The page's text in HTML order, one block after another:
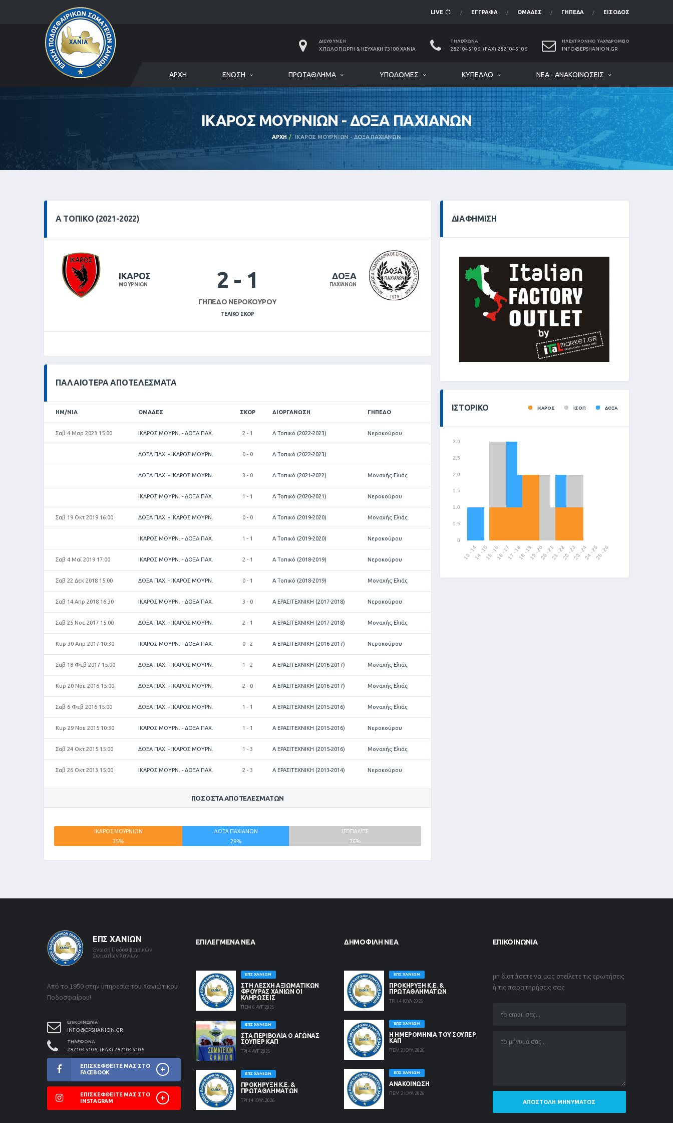
LIVE ΈΓΓΡΑΦΑ ΟΜΆΔΕΣ ΓΉΠΕΔΑ ΕΊΣΟΔΟΣ
ΔΙΕΎΘΥΝΣΗ
Χ.ΠΩΛΟΓΙΏΡΓΗ & ΗΣΥΧΆΚΗ 73100 ΧΑΝΙΆ
ΤΗΛΈΦΩΝΑ
2821045106, (FAX) 2821045106
ΗΛΕΚΤΡΟΝΙΚΌ ΤΑΧΥΔΡΟΜΕΊΟ
INFO@EPSHANION.GR
ΑΡΧΉ ΈΝΩΣΗ ΠΡΩΤΆΘΛΗΜΑ ΥΠΟΔΟΜΈΣ ΚΎΠΕΛΛΟ ΝΈΑ - ΑΝΑΚΟΙΝΏΣΕΙΣ
ΙΚΑΡΟΣ ΜΟΥΡΝΙΩΝ - ΔΟΞΑ ΠΑΧΙΑΝΩΝ
ΑΡΧΉ ΙΚΑΡΟΣ ΜΟΥΡΝΙΩΝ - ΔΟΞΑ ΠΑΧΙΑΝΩΝ
Α ΤΟΠΙΚΌ (2021-2022)
ΙΚΑΡΟΣ
ΜΟΥΡΝΙΩΝ 2 - 1
ΓΉΠΕΔΟ ΝΕΡΟΚΟΎΡΟΥ
ΤΕΛΙΚΌ ΣΚΟΡ
ΔΟΞΑ
ΠΑΧΙΑΝΩΝ
ΠΑΛΑΙΌΤΕΡΑ ΑΠΟΤΕΛΈΣΜΑΤΑ
ΗΜ/ΝΊΑ ΟΜΆΔΕΣ ΣΚΟΡ ΔΙΟΡΓΆΝΩΣΗ ΓΉΠΕΔΟ
Σαβ 4 Μαρ 2023 15:00 ΙΚΑΡΟΣ ΜΟΥΡΝ. - ΔΟΞΑ ΠΑΧ. 2 - 1 Α Τοπικό (2022-2023) Νεροκούρου
ΔΟΞΑ ΠΑΧ. - ΙΚΑΡΟΣ ΜΟΥΡΝ. 0 - 0 Α Τοπικό (2022-2023)
ΔΟΞΑ ΠΑΧ. - ΙΚΑΡΟΣ ΜΟΥΡΝ. 3 - 0 Α Τοπικό (2021-2022) Μοναχής Ελιάς
ΙΚΑΡΟΣ ΜΟΥΡΝ. - ΔΟΞΑ ΠΑΧ. 1 - 1 Α Τοπικό (2020-2021) Νεροκούρου
Σαβ 19 Οκτ 2019 16:00 ΔΟΞΑ ΠΑΧ. - ΙΚΑΡΟΣ ΜΟΥΡΝ. 0 - 0 Α Τοπικό (2019-2020) Μοναχής Ελιάς
ΙΚΑΡΟΣ ΜΟΥΡΝ. - ΔΟΞΑ ΠΑΧ. 1 - 1 Α Τοπικό (2019-2020) Νεροκούρου
Σαβ 4 Μαΐ 2019 17:00 ΙΚΑΡΟΣ ΜΟΥΡΝ. - ΔΟΞΑ ΠΑΧ. 2 - 1 Α Τοπικό (2018-2019) Νεροκούρου
Σαβ 22 Δεκ 2018 15:00 ΔΟΞΑ ΠΑΧ. - ΙΚΑΡΟΣ ΜΟΥΡΝ. 0 - 1 Α Τοπικό (2018-2019) Μοναχής Ελιάς
Σαβ 14 Απρ 2018 16:30 ΙΚΑΡΟΣ ΜΟΥΡΝ. - ΔΟΞΑ ΠΑΧ. 3 - 0 Α ΕΡΑΣΙΤΕΧΝΙΚΗ (2017-2018) Νεροκούρου
Σαβ 25 Νοε 2017 15:00 ΔΟΞΑ ΠΑΧ. - ΙΚΑΡΟΣ ΜΟΥΡΝ. 2 - 1 Α ΕΡΑΣΙΤΕΧΝΙΚΗ (2017-2018) Μοναχής Ελιάς
Κυρ 30 Απρ 2017 10:30 ΙΚΑΡΟΣ ΜΟΥΡΝ. - ΔΟΞΑ ΠΑΧ. 0 - 2 Α ΕΡΑΣΙΤΕΧΝΙΚΗ (2016-2017) Νεροκούρου
Σαβ 18 Φεβ 2017 15:00 ΔΟΞΑ ΠΑΧ. - ΙΚΑΡΟΣ ΜΟΥΡΝ. 1 - 2 Α ΕΡΑΣΙΤΕΧΝΙΚΗ (2016-2017) Μοναχής Ελιάς
Κυρ 20 Νοε 2016 15:00 ΔΟΞΑ ΠΑΧ. - ΙΚΑΡΟΣ ΜΟΥΡΝ. 2 - 0 Α ΕΡΑΣΙΤΕΧΝΙΚΗ (2016-2017) Μοναχής Ελιάς
Σαβ 6 Φεβ 2016 15:00 ΔΟΞΑ ΠΑΧ. - ΙΚΑΡΟΣ ΜΟΥΡΝ. 1 - 1 Α ΕΡΑΣΙΤΕΧΝΙΚΗ (2015-2016) Μοναχής Ελιάς
Κυρ 29 Νοε 2015 10:30 ΙΚΑΡΟΣ ΜΟΥΡΝ. - ΔΟΞΑ ΠΑΧ. 1 - 1 Α ΕΡΑΣΙΤΕΧΝΙΚΗ (2015-2016) Νεροκούρου
Σαβ 24 Οκτ 2015 15:00 ΔΟΞΑ ΠΑΧ. - ΙΚΑΡΟΣ ΜΟΥΡΝ. 1 - 3 Α ΕΡΑΣΙΤΕΧΝΙΚΗ (2015-2016) Μοναχής Ελιάς
Σαβ 26 Οκτ 2013 15:00 ΙΚΑΡΟΣ ΜΟΥΡΝ. - ΔΟΞΑ ΠΑΧ. 2 - 3 Α ΕΡΑΣΙΤΕΧΝΙΚΗ (2013-2014) Νεροκούρου
ΠΟΣΟΣΤΆ ΑΠΟΤΕΛΕΣΜΆΤΩΝ
ΙΚΑΡΟΣ ΜΟΥΡΝΙΩΝ
35%
ΔΟΞΑ ΠΑΧΙΑΝΩΝ
29%
ΙΣΟΠΑΛΙΕΣ
36%
ΔΙΑΦΉΜΙΣΗ
ΙΣΤΟΡΙΚΌ ΙΚΑΡΟΣ ΙΣΟΠ ΔΟΞΑ
ΕΠΣ ΧΑΝΊΩΝ
Ένωση Ποδοσφαιρικών
Σωματίων Χανίων
Από το 1950 στην υπηρεσία του Χανιώτικου
Ποδοσφαίρου!
ΕΠΙΚΟΙΝΩΝΊΑ
INFO@EPSHANION.GR
ΤΗΛΈΦΩΝΑ
2821045106, (FAX) 2821045106
ΕΠΙΣΚΕΦΘΕΊΤΕ ΜΑΣ ΣΤΟ
FACEBOOK
ΕΠΙΣΚΕΦΘΕΊΤΕ ΜΑΣ ΣΤΟ
INSTAGRAM
ΕΠΙΛΕΓΜΈΝΑ ΝΈΑ
ΕΠΣ ΧΑΝΊΩΝ
ΣΤΗ ΛΈΣΧΗ ΑΞΙΩΜΑΤΙΚΏΝ
ΦΡΟΥΡΆΣ ΧΑΝΊΩΝ ΟΙ
ΚΛΗΡΏΣΕΙΣ
ΠΕΜ 6 ΑΥΓ 2026
ΕΠΣ ΧΑΝΊΩΝ
ΣΤΑ ΠΕΡΙΒΟΛΙΑ Ο ΑΓΩΝΑΣ
ΣΟΥΠΕΡ ΚΑΠ
ΤΡΙ 4 ΑΥΓ 2026
ΕΠΣ ΧΑΝΊΩΝ
ΠΡΟΚΗΡΥΞΗ Κ.Ε. &
ΠΡΩΤΑΘΛΗΜΑΤΩΝ
ΤΡΙ 14 ΙΟΥΛ 2026
ΔΗΜΟΦΙΛΉ ΝΈΑ
ΕΠΣ ΧΑΝΊΩΝ
ΠΡΟΚΗΡΥΞΗ Κ.Ε. &
ΠΡΩΤΑΘΛΗΜΑΤΩΝ
ΤΡΙ 14 ΙΟΥΛ 2026
ΕΠΣ ΧΑΝΊΩΝ
Η ΗΜΕΡΟΜΗΝΙΑ ΤΟΥ ΣΟΥΠΕΡ
ΚΑΠ
ΠΕΜ 2 ΙΟΥΛ 2026
ΕΠΣ ΧΑΝΊΩΝ
ΑΝΑΚΟΙΝΩΣΗ
ΠΕΜ 2 ΙΟΥΛ 2026
ΕΠΙΚΟΙΝΩΝΊΑ
μη διστάσετε να μας στείλετε τις ερωτήσεις
ή τις παρατηρήσεις σας
ΑΠΟΣΤΟΛΉ ΜΗΝΎΜΑΤΟΣ